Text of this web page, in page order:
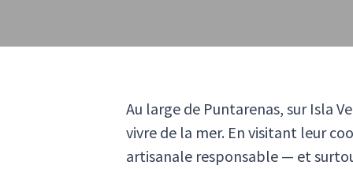
Au large de Puntarenas, sur Isla
vivre de la mer. En visitant leur
artisanale responsable — et